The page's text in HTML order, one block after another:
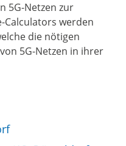
5G-Netzen zur
Calculators werden
die nötigen
5G-Netzen in ihrer